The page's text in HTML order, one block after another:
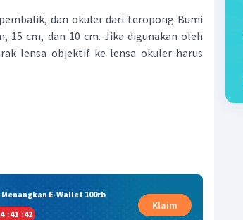
dan okuler dari teropong Bumi
15 cm, dan 10 cm. Jika digunakan oleh
lensa objektif ke lensa okuler harus
E-Wallet 100rb
:41 :41
Klaim